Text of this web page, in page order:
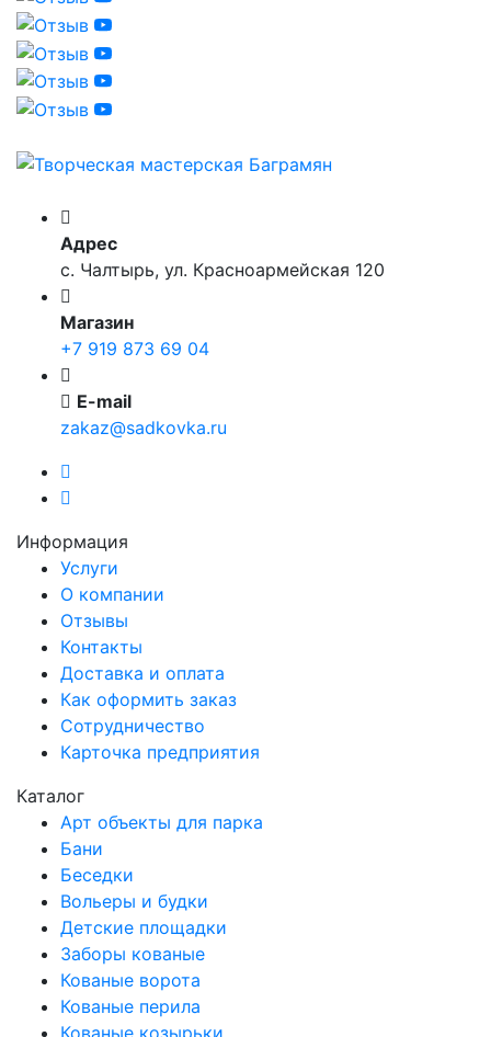
Адрес
с. Чалтырь, ул. Красноармейская 120
Магазин
+7 919 873 69 04
E-mail
zakaz@sadkovka.ru
Информация
Услуги
О компании
Отзывы
Контакты
Доставка и оплата
Как оформить заказ
Сотрудничество
Карточка предприятия
Каталог
Арт объекты для парка
Бани
Беседки
Вольеры и будки
Детские площадки
Заборы кованые
Кованые ворота
Кованые перила
Кованые козырьки